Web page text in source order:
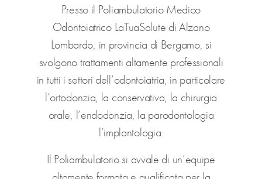
Presso il Poliambulatorio Medico
Odontoiatrico LaTuaSalute di Alzano
Lombardo, in provincia di Bergamo, si
svolgono trattamenti altamente professionali
in tutti i settori dell’odontoiatria, in particolare
l’ortodonzia, la conservativa, la chirurgia
orale, l’endodonzia, la parodontologia
l’implantologia.
Il Poliambulatorio si avvale di un’equipe